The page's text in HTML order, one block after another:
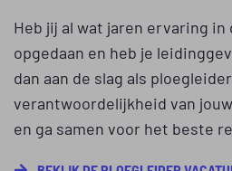
Heb jij al wat jaren ervaring
opgedaan en heb je
dan aan de slag als
verantwoordelijkheid van
en ga samen voor het beste